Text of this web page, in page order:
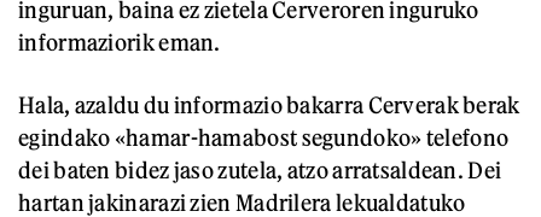
inguruan, baina ez zietela Cerveroren inguruko
informaziorik eman.
Hala, azaldu du informazio bakarra Cerverak berak
egindako «hamar-hamabost segundoko» telefono
dei baten bidez jaso zutela, atzo arratsaldean. Dei
hartan jakinarazi zien Madrilera lekualdatuko